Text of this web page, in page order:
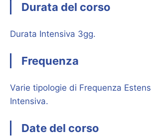
Durata del corso
Durata Intensiva 3gg.
Frequenza
Varie tipologie di Frequenza
Intensiva.
Date del corso